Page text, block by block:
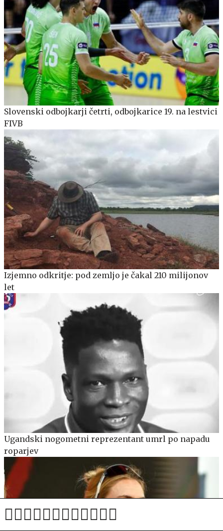
Slovenski odbojkarji četrti, odbojkarice 19. na lestvici
FIVB
Izjemno odkritje: pod zemljo je čakal 210 milijonov
let
Ugandski nogometni reprezentant umrl po napadu
roparjev